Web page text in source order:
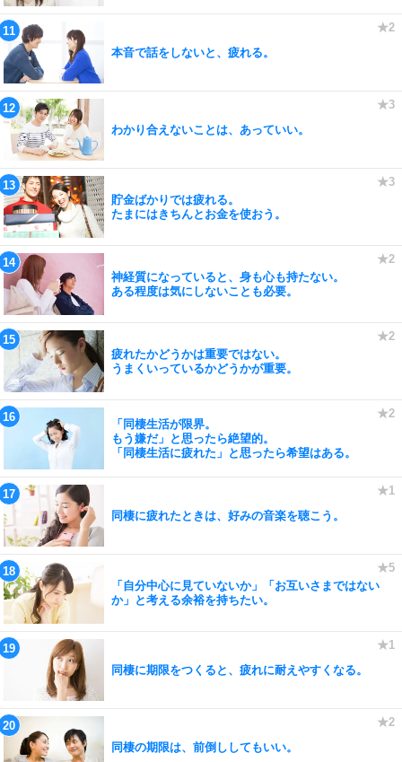
本音で話をしないと、疲れる。
わかり合えないことは、あっていい。
貯金ばかりでは疲れる。
たまにはきちんとお金を使おう。
神経質になっていると、身も心も持たない。
ある程度は気にしないことも必要。
疲れたかどうかは重要ではない。
うまくいっているかどうかが重要。
「同棲生活が限界。
もう嫌だ」と思ったら絶望的。
「同棲生活に疲れた」と思ったら希望はある。
同棲に疲れたときは、好みの音楽を聴こう。
「自分中心に見ていないか」「お互いさまではない
か」と考える余裕を持ちたい。
同棲に期限をつくると、疲れに耐えやすくなる。
同棲の期限は、前倒ししてもいい。